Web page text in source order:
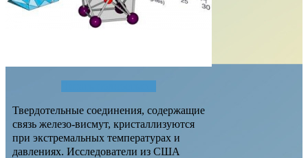
Твердотельные соединения, содержащие
связь железо-висмут, кристаллизуются
при экстремальных температурах и
давлениях. Исследователи из США